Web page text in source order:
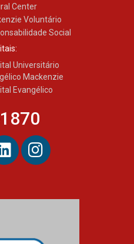
Center
Voluntário
Social
Universitário
Mackenzie
Evangélico